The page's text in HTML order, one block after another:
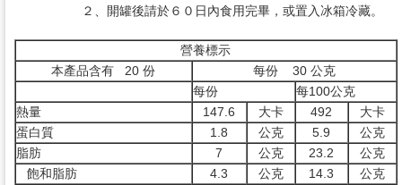
２、開罐後請於６０日內食用完畢，或置入冰箱冷藏。
營養標示
本產品含有 20 份
每份 30 公克
每份
每100公克
熱量
147.6 大卡 492
大卡
蛋白質
1.8 公克 5.9
公克
脂肪
7 公克 23.2
公克
飽和脂肪
4.3 公克 14.3
公克